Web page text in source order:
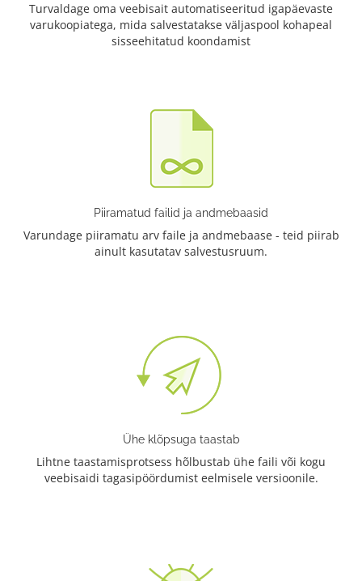
Turvaldage oma veebisait automatiseeritud igapäevaste
varukoopiatega, mida salvestatakse väljaspool kohapeal
sisseehitatud koondamist
Piiramatud failid ja andmebaasid
Varundage piiramatu arv faile ja andmebaase - teid piirab
ainult kasutatav salvestusruum.
Ühe klõpsuga taastab
Lihtne taastamisprotsess hõlbustab ühe faili või kogu
veebisaidi tagasipöördumist eelmisele versioonile.